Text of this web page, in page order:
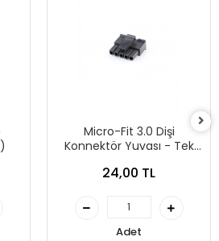
Micro-Fit 3.0 Dişi
Konnektör Yuvası - Tek
(SKT-002)
24,00 TL
Adet